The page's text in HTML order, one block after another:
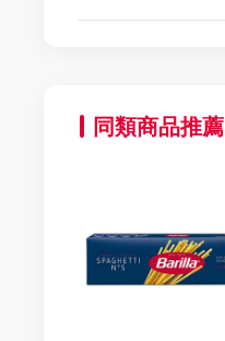
同類商品推薦